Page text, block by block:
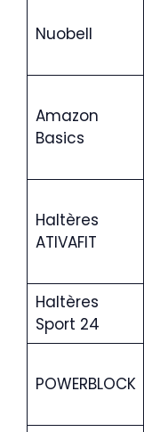
Nuobell
Amazon
Basics
Haltères
ATIVAFIT
Haltères
Sport 24
POWERBLOCK